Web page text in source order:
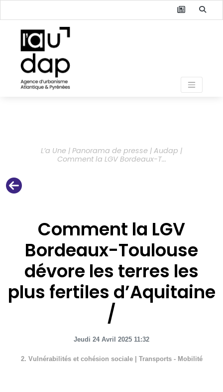
L’a Une | Panorama de presse | Audap |
Comment la LGV Bordeaux-T...
Comment la LGV
Bordeaux-Toulouse
dévore les terres les
plus fertiles d’Aquitaine
Jeudi 24 Avril 2025 11:32
2. Vulnérabilités et cohésion sociale | Transports - Mobilité